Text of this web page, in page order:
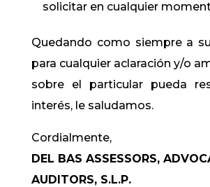
solicitar en cualquier
Quedando como siempre a
para cualquier aclaración y/o
sobre el particular pueda
interés, le saludamos.
Cordialmente,
DEL BAS ASSESSORS,
AUDITORS, S.L.P.